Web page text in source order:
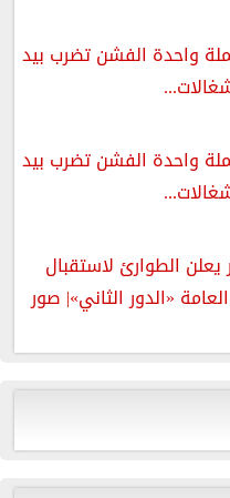
واحدة الفشن تضرب بيد
واحدة الفشن تضرب بيد
يعلن الطوارئ لاستقبال
«الدور الثاني»| صور